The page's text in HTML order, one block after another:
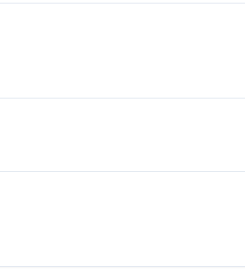
Ehsan Market ist